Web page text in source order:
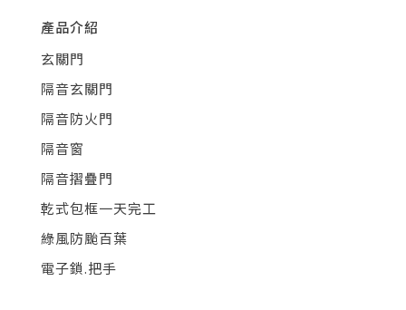
產品介紹
玄關門
隔音玄關門
隔音防火門
隔音窗
隔音摺疊門
乾式包框一天完工
綠風防颱百葉
電子鎖.把手